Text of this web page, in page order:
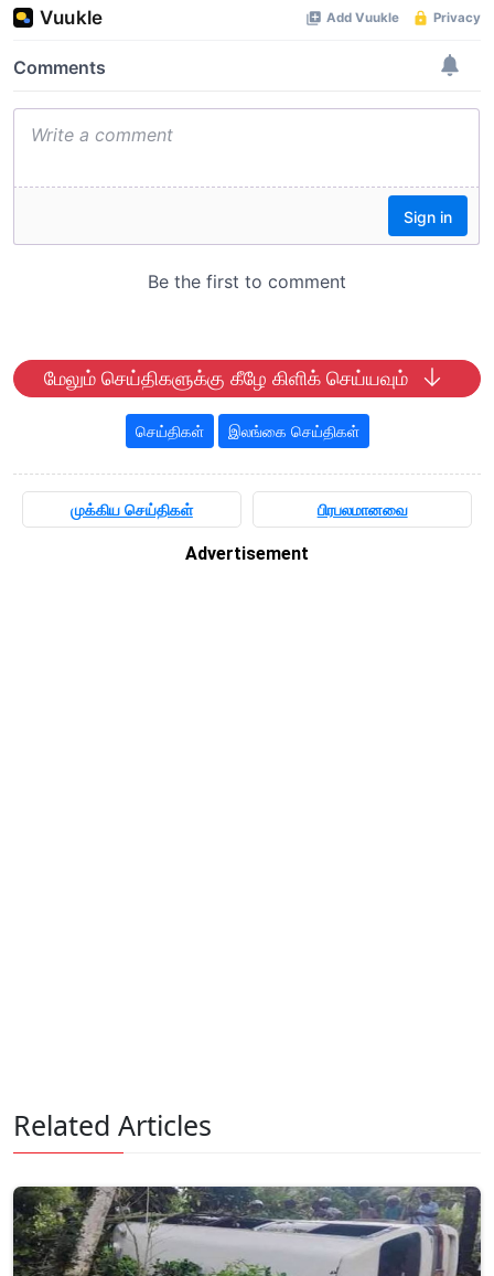
மேலும் செய்திகளுக்கு கீழே கிளிக் செய்யவும்
செய்திகள் இலங்கை செய்திகள்
முக்கிய செய்திகள் பிரபலமானவை
Advertisement
Related Articles